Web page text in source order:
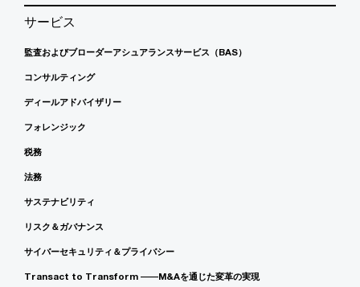
サービス
監査およびブローダーアシュアランスサービス（BAS）
コンサルティング
ディールアドバイザリー
フォレンジック
税務
法務
サステナビリティ
リスク＆ガバナンス
サイバーセキュリティ＆プライバシー
Transact to Transform ――M&Aを通じた変革の実現